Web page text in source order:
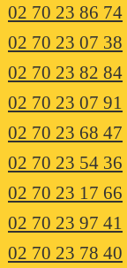
02 70 23 86 74
02 70 23 07 38
02 70 23 82 84
02 70 23 07 91
02 70 23 68 47
02 70 23 54 36
02 70 23 17 66
02 70 23 97 41
02 70 23 78 40